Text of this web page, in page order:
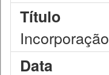
Título
Data